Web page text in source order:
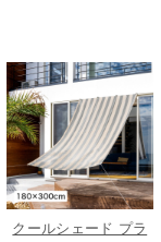
クールシェード プラ